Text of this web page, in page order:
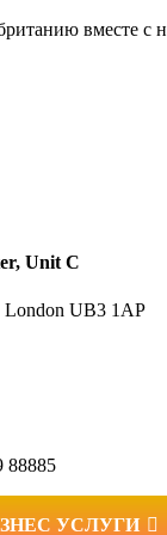
вместе с
Unit C
London UB3 1AP
88885
УСЛУГИ